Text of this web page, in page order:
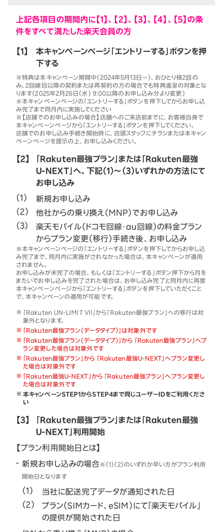
上記各項目の期間内に【1】、【2】、【3】、【4】、【5】の条
件をすべて満たした楽天会員の方
【1】
本キャンペーンページ「エントリーする」ボタンを押
下する
※特典は本キャンペーン期間中（2024年5月13日～）、おひとり様2回の
み。2回線目以降の契約または再契約の方の場合でも特典進呈の対象とな
ります（2025年2月26日（水） 9:00以降のお申し込み分より変更）
※本キャンペーンページの「エントリーする」ボタンを押下してからお申し込
み完了まで同月内に実施してください
※【店舗でのお申し込みの場合】店舗へのご来店前までに、お客様自身で
本キャンペーンページから「エントリーする」ボタンを押下してください。
店舗でのお申し込み手続き開始時に、店頭スタッフにチラシまたは本キャン
ペーンページを提示の上、お申し込みください。
【2】
「Rakuten最強プラン」または「Rakuten最強
U-NEXT」へ、下記（1）～（3）いずれかの方法にて
お申し込み
新規お申し込み
他社からの乗り換え（MNP）でお申し込み
楽天モバイル（ドコモ回線・au回線）の料金プラン
からプラン変更（移行）手続き後、お申し込み
※本キャンペーンページの「エントリーする」ボタンを押下してからお申し込
み完了まで、同月内に実施がされなかった場合は、本キャンペーンが適用
されません。
お申し込みが未完了の場合、もしくは「エントリーする」ボタン押下から月を
またいでお申し込みを完了された場合は、お申し込み完了と同月内に再度
本キャンペーンページから「エントリーする」ボタンを押下していただくこと
で、本キャンペーンの適用が可能です。
「Rakuten UN-LIMIT VII」から「Rakuten最強プラン」への移行は対
象外となります。
「Rakuten最強プラン（データタイプ）」は対象外です
「Rakuten最強プラン（データタイプ）」から 「Rakuten最強プラン」へプ
ラン変更した場合は対象外です
「Rakuten最強プラン」から 「Rakuten最強U-NEXT」へプラン変更し
た場合は対象外です
「Rakuten最強U-NEXT」から 「Rakuten最強プラン」へプラン変更し
た場合は対象外です
本キャンペーンSTEP1からSTEP4まで同じユーザーIDをご利用くださ
い
【3】
「Rakuten最強プラン」または「Rakuten最強
U-NEXT」利用開始
【プラン利用開始日とは】
新規お申し込みの場合 ※（1）（2）のいずれか早い方がプラン利用
開始日となります
当社に配送完了データが通知された日
プラン（SIMカード、eSIM）にて「楽天モバイル」
の提供が開始された日